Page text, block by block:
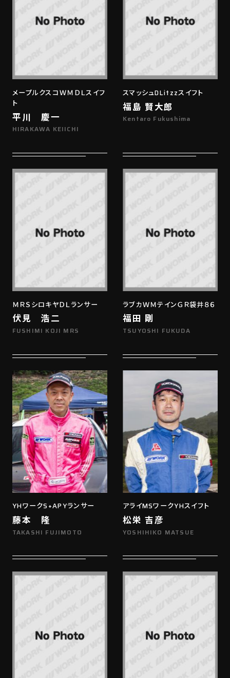
メープルクスコＷＭＤＬスイフ
ト
平川 慶一
HIRAKAWA KEIICHI
スマッシュDLitzzスイフト
福島 賢大郎
Kentaro Fukushima
ＭＲＳシロキヤＤＬランサー
伏見 浩二
FUSHIMI KOJI MRS
ラブカＷＭテインＧＲ袋井８６
福田 剛
TSUYOSHI FUKUDA
YHワークS+APYランサー
藤本 隆
TAKASHI FUJIMOTO
アライMSワークYHスイフト
松栄 吉彦
YOSHIHIKO MATSUE